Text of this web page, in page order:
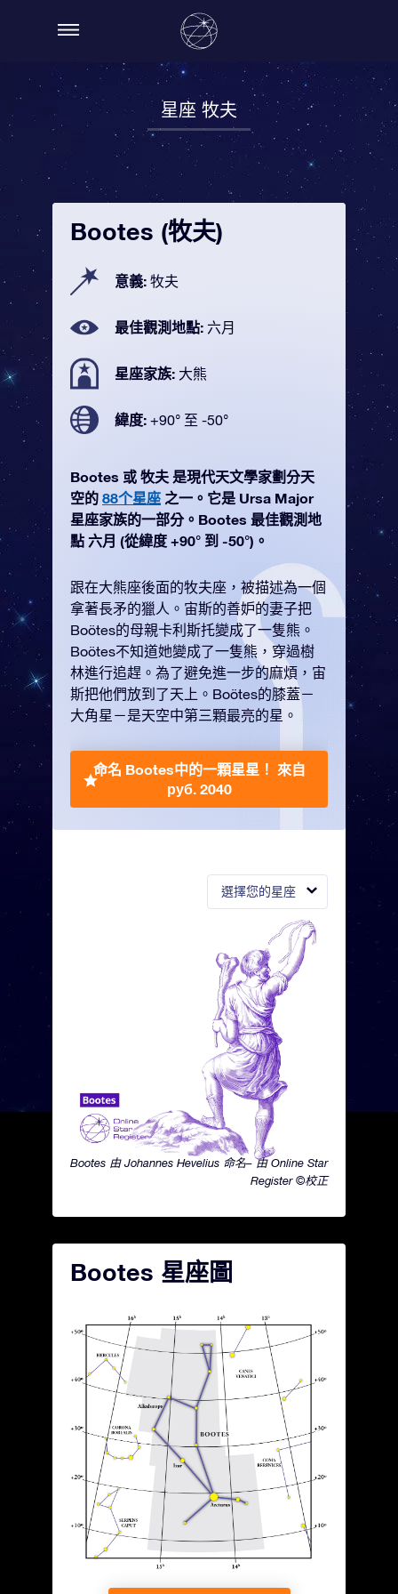
星座 牧夫
選擇您的星座
Bootes 由 Johannes Hevelius 命名– 由 Online Star
Register ©校正
Bootes (牧夫)
意義: 牧夫
最佳觀測地點: 六月
星座家族: 大熊
緯度: +90° 至 -50°
Bootes 或 牧夫 是現代天文學家劃分天
空的 88个星座 之一。它是 Ursa Major
星座家族的一部分。Bootes 最佳觀測地
點 六月 (從緯度 +90° 到 -50°)。
跟在大熊座後面的牧夫座，被描述為一個
拿著長矛的獵人。宙斯的善妒的妻子把
Boötes的母親卡利斯托變成了一隻熊。
Boötes不知道她變成了一隻熊，穿過樹
林進行追趕。為了避免進一步的麻煩，宙
斯把他們放到了天上。Boötes的膝蓋－
大角星－是天空中第三顆最亮的星。
命名 Bootes中的一顆星星！ 來自
руб. 2040
Bootes 星座圖